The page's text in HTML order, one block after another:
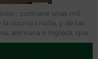
; contiene unas mil
cocina criolla, y de las
alemana e inglesa, que
de Cuba ; adicionado